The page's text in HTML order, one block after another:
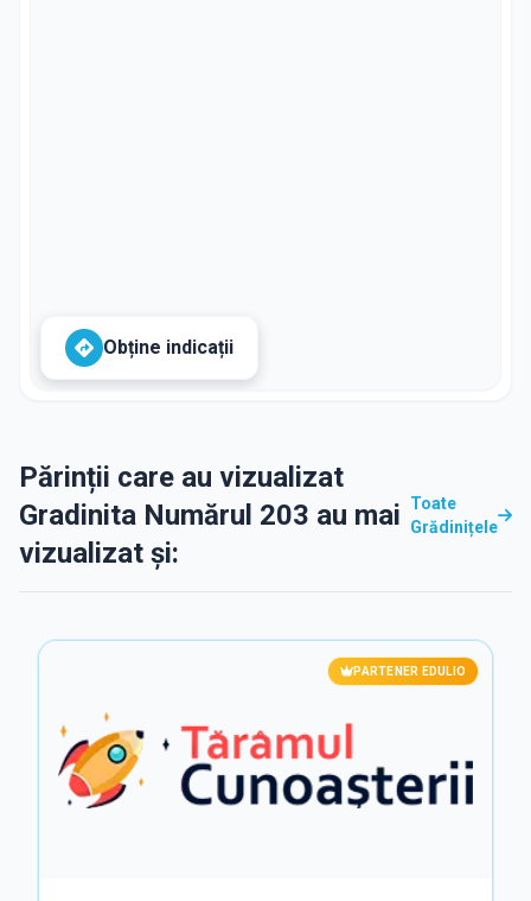
Obține indicații
Părinții care au vizualizat
Gradinita Numărul 203 au mai
vizualizat și:
Toate
Grădinițele
PARTENER EDULIO